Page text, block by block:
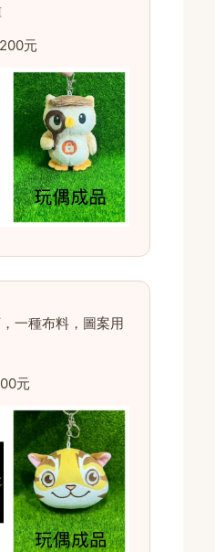
元
一種布料，圖案用
元